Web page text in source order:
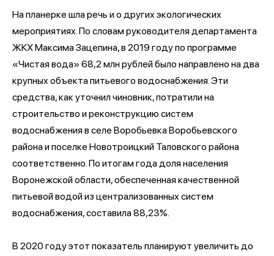
На планерке шла речь и о других экологических
мероприятиях. По словам руководителя департамента
ЖКХ Максима Зацепина, в 2019 году по программе
«Чистая вода» 68,2 млн рублей было направлено на два
крупных объекта питьевого водоснабжения. Эти
средства, как уточнил чиновник, потратили на
строительство и реконструкцию систем
водоснабжения в селе Воробьевка Воробьевского
района и поселке Новотроицкий Таловского района
соответственно. По итогам года доля населения
Воронежской области, обеспеченная качественной
питьевой водой из централизованных систем
водоснабжения, составила 88,23%.
В 2020 году этот показатель планируют увеличить до